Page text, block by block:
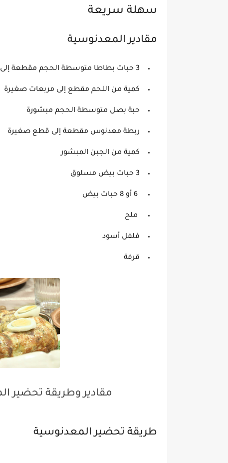
سهلة سريعة
مقادير المعدنوسية
3 حبات بطاطا متوسطة الحجم مقطعة إلى مربعات ومقلية
كمية من اللحم مقطع إلى مربعات صغيرة
حبة بصل متوسطة الحجم مبشورة
ربطة معدنوس مقطعة إلى قطع صغيرة
كمية من الجبن المبشور
3 حبات بيض مسلوق
ملح
فلفل أسود
قرفة
مقادير وطريقة تحضير
طريقة تحضير المعدنوسية